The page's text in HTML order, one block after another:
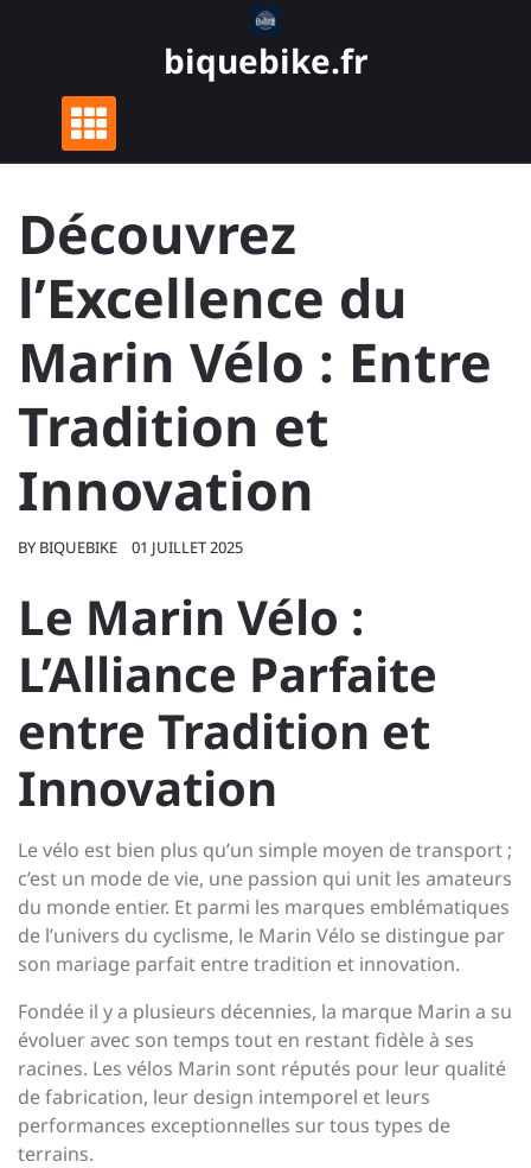
biquebike.fr
Découvrez
l’Excellence du
Marin Vélo : Entre
Tradition et
Innovation
BY BIQUEBIKE 01 JUILLET 2025
Le Marin Vélo :
L’Alliance Parfaite
entre Tradition et
Innovation
Le vélo est bien plus qu’un simple moyen de transport ;
c’est un mode de vie, une passion qui unit les amateurs
du monde entier. Et parmi les marques emblématiques
de l’univers du cyclisme, le Marin Vélo se distingue par
son mariage parfait entre tradition et innovation.
Fondée il y a plusieurs décennies, la marque Marin a su
évoluer avec son temps tout en restant fidèle à ses
racines. Les vélos Marin sont réputés pour leur qualité
de fabrication, leur design intemporel et leurs
performances exceptionnelles sur tous types de
terrains.